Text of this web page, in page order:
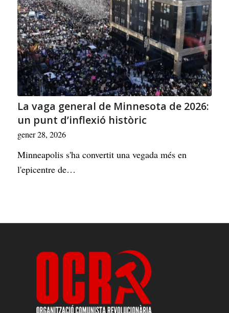
La vaga general de Minnesota de 2026:
un punt d’inflexió històric
gener 28, 2026
Minneapolis s'ha convertit una vegada més en
l'epicentre de…